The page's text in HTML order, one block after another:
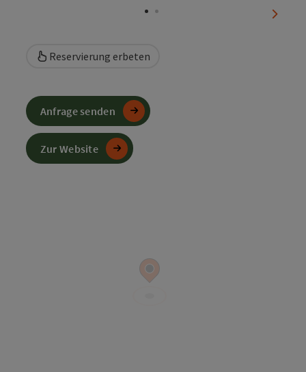
Reservierung erbeten
Anfrage senden
Zur Website